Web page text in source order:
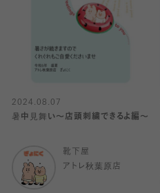
2024.08.07
暑中見舞い〜店頭刺繍できるよ編〜
靴下屋
アトレ秋葉原店